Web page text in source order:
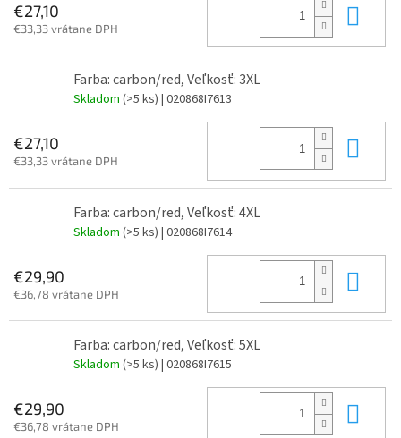
€27,10
€33,33 vrátane DPH
Farba: carbon/red, Veľkosť: 3XL
Skladom (>5 ks) | 020868I7613
€27,10
€33,33 vrátane DPH
Farba: carbon/red, Veľkosť: 4XL
Skladom (>5 ks) | 020868I7614
€29,90
€36,78 vrátane DPH
Farba: carbon/red, Veľkosť: 5XL
Skladom (>5 ks) | 020868I7615
€29,90
€36,78 vrátane DPH